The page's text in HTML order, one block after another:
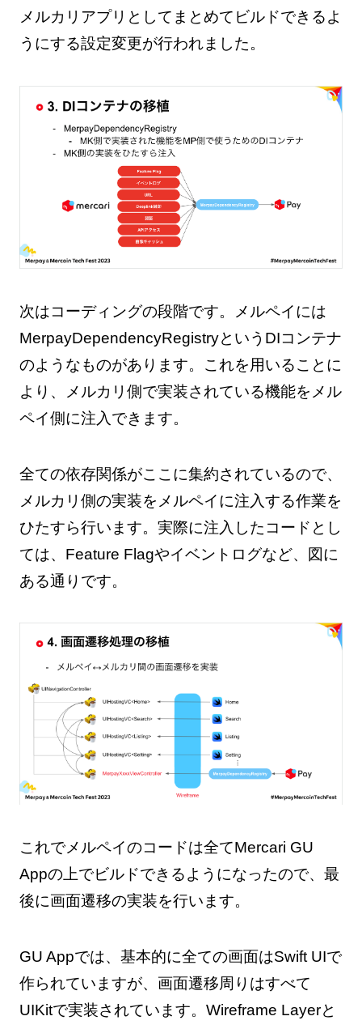
メルカリアプリとしてまとめてビルドできるよ
うにする設定変更が行われました。
次はコーディングの段階です。メルペイには
MerpayDependencyRegistryというDIコンテナ
のようなものがあります。これを用いることに
より、メルカリ側で実装されている機能をメル
ペイ側に注入できます。
全ての依存関係がここに集約されているので、
メルカリ側の実装をメルペイに注入する作業を
ひたすら行います。実際に注入したコードとし
ては、Feature Flagやイベントログなど、図に
ある通りです。
これでメルペイのコードは全てMercari GU
Appの上でビルドできるようになったので、最
後に画面遷移の実装を行います。
GU Appでは、基本的に全ての画面はSwift UIで
作られていますが、画面遷移周りはすべて
UIKitで実装されています。Wireframe Layerと